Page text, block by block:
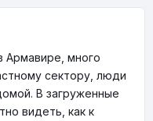
Армавире, много
сектору, люди
В загруженные
видеть, как к